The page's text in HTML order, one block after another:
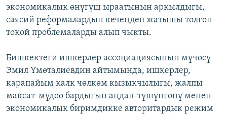
экономикалык өнүгүш ыраатынын аркылдыгы,
саясий реформалардын кечеңдеп жатышы толгон-
токой проблемаларды алып чыкты.
Бишкектеги ишкерлер ассоциациясынын мүчөсү
Эмил Үмөталиевдин айтымында, ишкерлер,
карапайым калк чөлкөм кызыкчылыгы, жалпы
максат-мүдөө бардыгын аңдап-түшүнгөнү менен
экономикалык биримдикке авторитардык режим